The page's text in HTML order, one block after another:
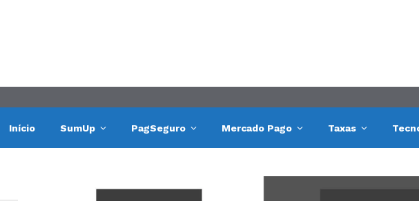
Início SumUp PagSeguro Mercado Pago Taxas